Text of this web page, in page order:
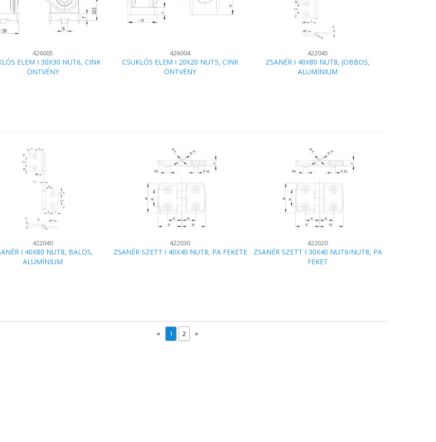
426005
ELEM I 30X30 NUT6, CINK
ÖNTVÉNY
426004
CSUKLÓS ELEM I 20X20 NUT5, CINK
ÖNTVÉNY
422045
ZSANÉR I 40X80 NUT8, JOBBOS,
ALUMÍNIUM
422040
I 40X80 NUT8, BALOS,
ALUMÍNIUM
422030
ZSANÉR SZETT I 40X40 NUT8, PA FEKETE
422020
ZSANÉR SZETT I 30X40 NUT6/NUT8, PA
FEKET
« 1 2 »